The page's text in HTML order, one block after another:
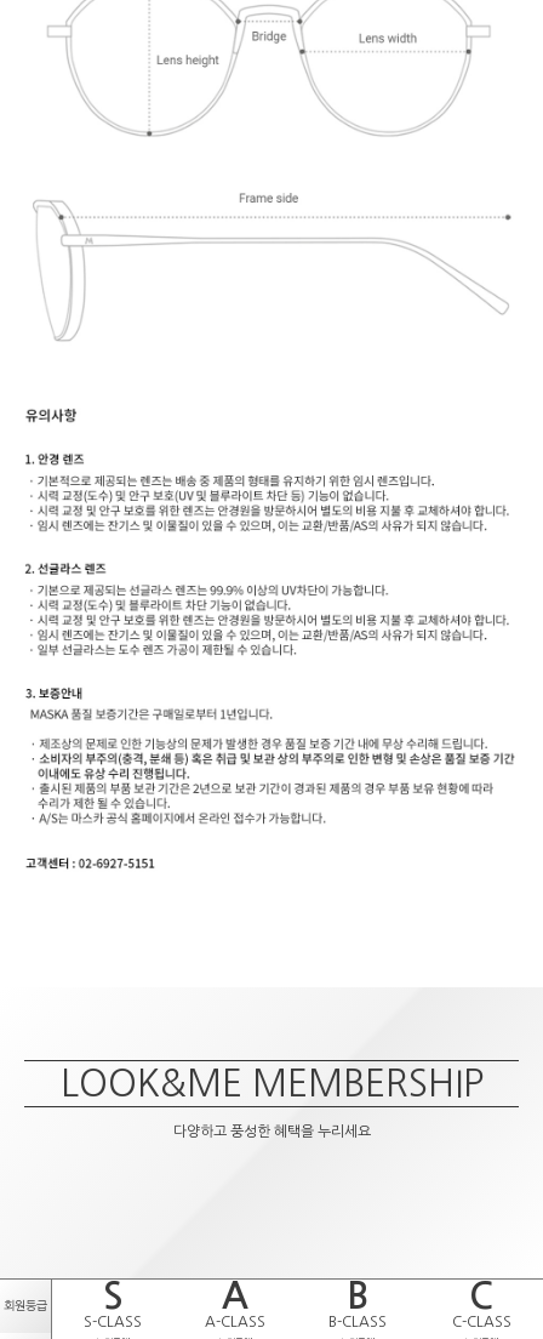
LOOK&ME MEMBERSHIP
다양하고 풍성한 혜택을 누리세요
회원등급 S A B C
S-CLASS A-CLASS B-CLASS C-CLASS